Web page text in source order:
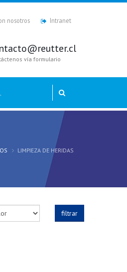
nosotros Intranet
vía formulario
LIMPIEZA DE HERIDAS